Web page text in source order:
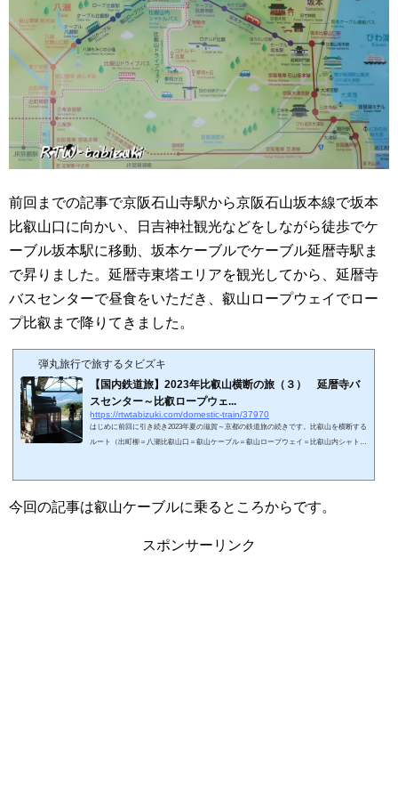
前回までの記事で京阪石山寺駅から京阪石山坂本線で坂本
比叡山口に向かい、日吉神社観光などをしながら徒歩でケ
ーブル坂本駅に移動、坂本ケーブルでケーブル延暦寺駅ま
で昇りました。延暦寺東塔エリアを観光してから、延暦寺
バスセンターで昼食をいただき、叡山ロープウェイでロー
プ比叡まで降りてきました。
弾丸旅行で旅するタビズキ
【国内鉄道旅】2023年比叡山横断の旅（３） 延暦寺バ
スセンター～比叡ロープウェ...
https://rtwtabizuki.com/domestic-train/37970
はじめに前回に引き続き2023年夏の滋賀～京都の鉄道旅の続きです。比叡山を横断する
ルート（出町柳＝八瀬比叡山口＝叡山ケーブル＝叡山ロープウェイ＝比叡山内シャトル
動、坂本ケーブルでケーブル延暦寺駅まで昇り、延暦寺東塔エリア（根本中堂・大講
今回の記事は叡山ケーブルに乗るところからです。
スポンサーリンク